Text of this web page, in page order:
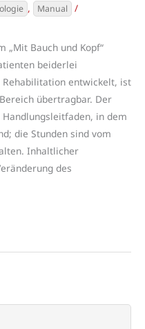
, Manual
/
„Mit Bauch und Kopf“
beiderlei
Rehabilitation entwickelt, ist
übertragbar. Der
in dem
die Stunden sind vom
Inhaltlicher
des